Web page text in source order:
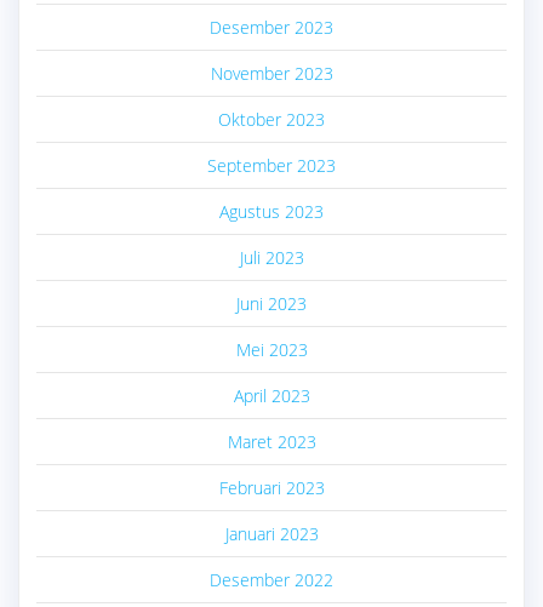
Desember 2023
November 2023
Oktober 2023
September 2023
Agustus 2023
Juli 2023
Juni 2023
Mei 2023
April 2023
Maret 2023
Februari 2023
Januari 2023
Desember 2022